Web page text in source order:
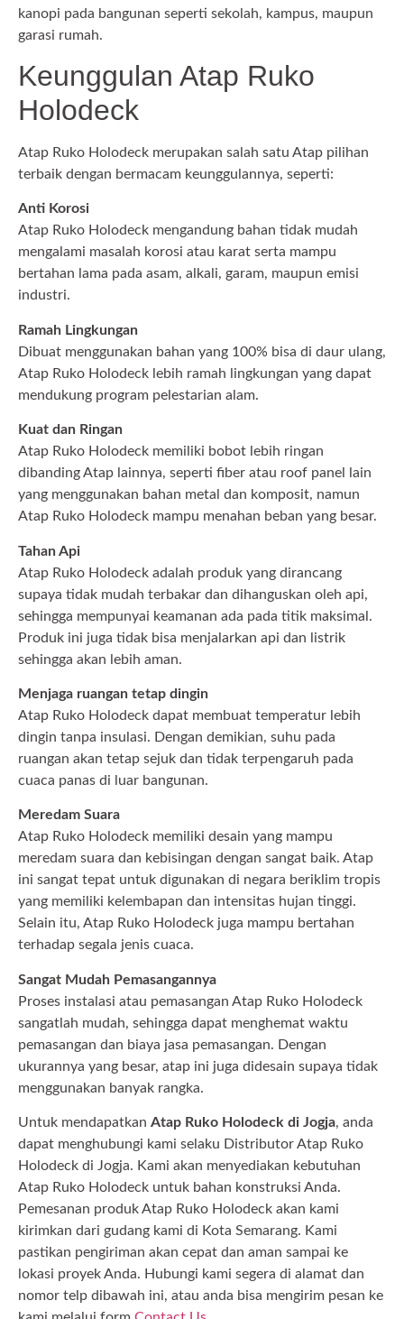
kanopi pada bangunan seperti sekolah, kampus, maupun
garasi rumah.
Keunggulan Atap Ruko
Holodeck
Atap Ruko Holodeck merupakan salah satu Atap pilihan
terbaik dengan bermacam keunggulannya, seperti:
Anti Korosi
Atap Ruko Holodeck mengandung bahan tidak mudah
mengalami masalah korosi atau karat serta mampu
bertahan lama pada asam, alkali, garam, maupun emisi
industri.
Ramah Lingkungan
Dibuat menggunakan bahan yang 100% bisa di daur ulang,
Atap Ruko Holodeck lebih ramah lingkungan yang dapat
mendukung program pelestarian alam.
Kuat dan Ringan
Atap Ruko Holodeck memiliki bobot lebih ringan
dibanding Atap lainnya, seperti fiber atau roof panel lain
yang menggunakan bahan metal dan komposit, namun
Atap Ruko Holodeck mampu menahan beban yang besar.
Tahan Api
Atap Ruko Holodeck adalah produk yang dirancang
supaya tidak mudah terbakar dan dihanguskan oleh api,
sehingga mempunyai keamanan ada pada titik maksimal.
Produk ini juga tidak bisa menjalarkan api dan listrik
sehingga akan lebih aman.
Menjaga ruangan tetap dingin
Atap Ruko Holodeck dapat membuat temperatur lebih
dingin tanpa insulasi. Dengan demikian, suhu pada
ruangan akan tetap sejuk dan tidak terpengaruh pada
cuaca panas di luar bangunan.
Meredam Suara
Atap Ruko Holodeck memiliki desain yang mampu
meredam suara dan kebisingan dengan sangat baik. Atap
ini sangat tepat untuk digunakan di negara beriklim tropis
yang memiliki kelembapan dan intensitas hujan tinggi.
Selain itu, Atap Ruko Holodeck juga mampu bertahan
terhadap segala jenis cuaca.
Sangat Mudah Pemasangannya
Proses instalasi atau pemasangan Atap Ruko Holodeck
sangatlah mudah, sehingga dapat menghemat waktu
pemasangan dan biaya jasa pemasangan. Dengan
ukurannya yang besar, atap ini juga didesain supaya tidak
menggunakan banyak rangka.
Untuk mendapatkan Atap Ruko Holodeck di Jogja, anda
dapat menghubungi kami selaku Distributor Atap Ruko
Holodeck di Jogja. Kami akan menyediakan kebutuhan
Atap Ruko Holodeck untuk bahan konstruksi Anda.
Pemesanan produk Atap Ruko Holodeck akan kami
kirimkan dari gudang kami di Kota Semarang. Kami
pastikan pengiriman akan cepat dan aman sampai ke
lokasi proyek Anda. Hubungi kami segera di alamat dan
nomor telp dibawah ini, atau anda bisa mengirim pesan ke